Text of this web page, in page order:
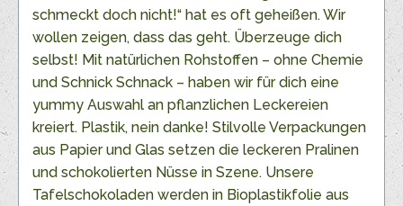
schmeckt doch nicht!“ hat es oft geheißen. Wir
wollen zeigen, dass das geht. Überzeuge dich
selbst! Mit natürlichen Rohstoffen – ohne Chemie
und Schnick Schnack – haben wir für dich eine
yummy Auswahl an pflanzlichen Leckereien
kreiert. Plastik, nein danke! Stilvolle Verpackungen
aus Papier und Glas setzen die leckeren Pralinen
und schokolierten Nüsse in Szene. Unsere
Tafelschokoladen werden in Bioplastikfolie aus